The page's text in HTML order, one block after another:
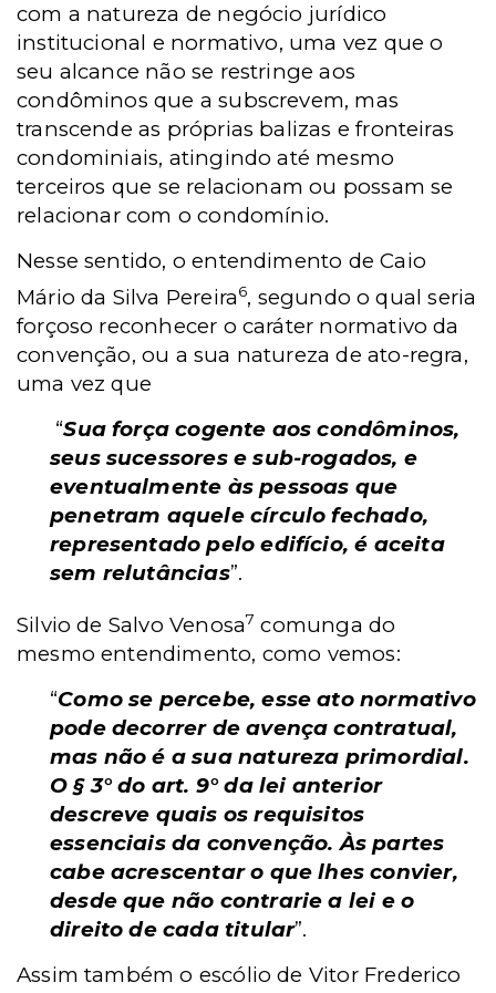
com a natureza de negócio jurídico
institucional e normativo, uma vez que o
seu alcance não se restringe aos
condôminos que a subscrevem, mas
transcende as próprias balizas e fronteiras
condominiais, atingindo até mesmo
terceiros que se relacionam ou possam se
relacionar com o condomínio.
Nesse sentido, o entendimento de Caio
Mário da Silva Pereira6, segundo o qual seria
forçoso reconhecer o caráter normativo da
convenção, ou a sua natureza de ato-regra,
uma vez que
“Sua força cogente aos condôminos,
seus sucessores e sub-rogados, e
eventualmente às pessoas que
penetram aquele círculo fechado,
representado pelo edifício, é aceita
sem relutâncias”.
Silvio de Salvo Venosa7 comunga do
mesmo entendimento, como vemos:
“Como se percebe, esse ato normativo
pode decorrer de avença contratual,
mas não é a sua natureza primordial.
O § 3° do art. 9° da lei anterior
descreve quais os requisitos
essenciais da convenção. Às partes
cabe acrescentar o que lhes convier,
desde que não contrarie a lei e o
direito de cada titular”.
Assim também o escólio de Vitor Frederico